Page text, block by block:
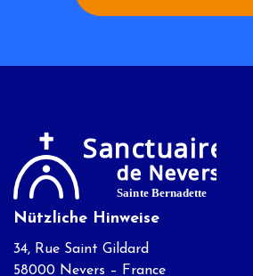
Nützliche Hinweise
34, Rue Saint Gildard
58000 Nevers – France